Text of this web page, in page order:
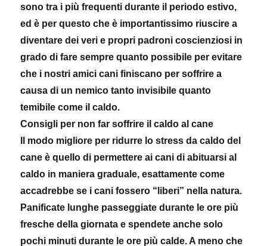
sono tra i più frequenti durante il periodo estivo,
ed è per questo che è importantissimo riuscire a
diventare dei veri e propri padroni coscienziosi in
grado di fare sempre quanto possibile per evitare
che i nostri amici cani finiscano per soffrire a
causa di un nemico tanto invisibile quanto
temibile come il caldo.
Consigli per non far soffrire il caldo al cane
Il modo migliore per ridurre lo stress da caldo del
cane è quello di permettere ai cani di abituarsi al
caldo in maniera graduale, esattamente come
accadrebbe se i cani fossero “liberi” nella natura.
Panificate lunghe passeggiate durante le ore più
fresche della giornata e spendete anche solo
pochi minuti durante le ore più calde. A meno che